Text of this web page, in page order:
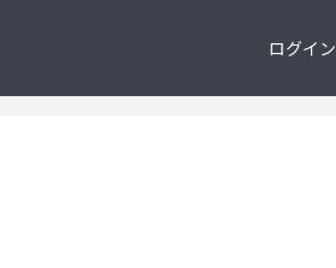
ログイン